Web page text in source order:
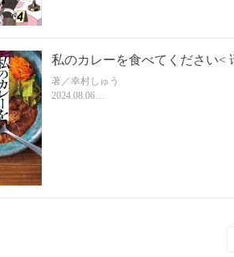
私のカレーを食べてください<
著／幸村しゅう
2024.08.06